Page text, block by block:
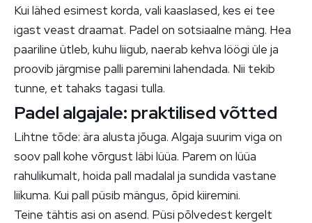
Kui lähed esimest korda, vali kaaslased, kes ei tee
igast veast draamat. Padel on sotsiaalne mäng. Hea
paariline ütleb, kuhu liigub, naerab kehva löögi üle ja
proovib järgmise palli paremini lahendada. Nii tekib
tunne, et tahaks tagasi tulla.
Padel algajale: praktilised võtted
Lihtne tõde: ära alusta jõuga. Algaja suurim viga on
soov pall kohe võrgust läbi lüüa. Parem on lüüa
rahulikumalt, hoida pall madalal ja sundida vastane
liikuma. Kui pall püsib mängus, õpid kiiremini.
Teine tähtis asi on asend. Püsi põlvedest kergelt